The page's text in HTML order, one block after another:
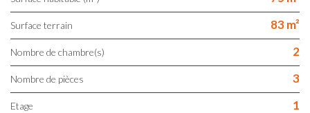
surface terrain 83 m²
Nombre de chambre(s) 2
Nombre de pièces 3
Etage 1